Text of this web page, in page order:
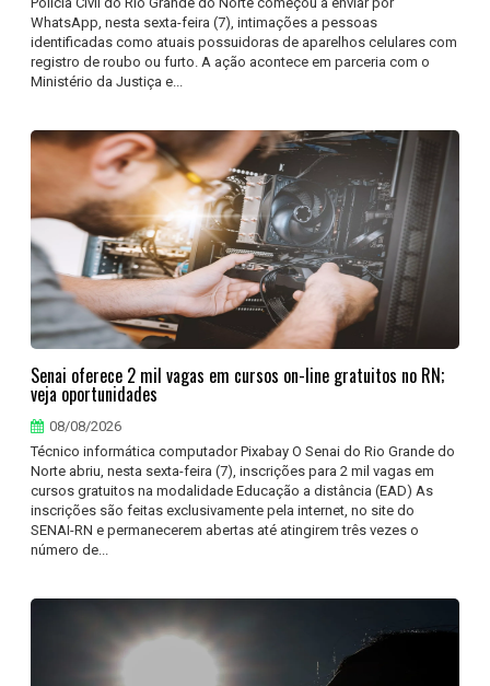
WhatsApp, nesta sexta-feira (7), intimações a pessoas
identificadas como atuais possuidoras de aparelhos celulares com
registro de roubo ou furto. A ação acontece em parceria com o
Ministério da Justiça e...
Senai oferece 2 mil vagas em cursos on-line gratuitos no RN;
veja oportunidades
08/08/2026
Técnico informática computador Pixabay O Senai do Rio Grande do
Norte abriu, nesta sexta-feira (7), inscrições para 2 mil vagas em
cursos gratuitos na modalidade Educação a distância (EAD) As
inscrições são feitas exclusivamente pela internet, no site do
SENAI-RN e permanecerem abertas até atingirem três vezes o
número de...